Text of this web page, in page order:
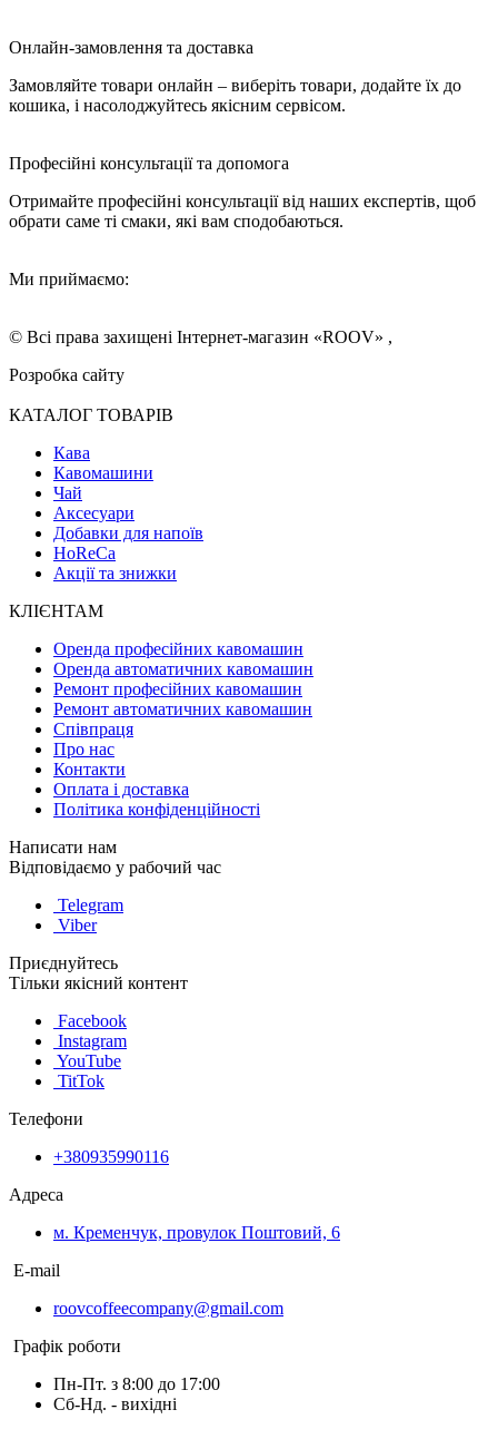
Онлайн-замовлення та доставка
Замовляйте товари онлайн – виберіть товари, додайте їх до
кошика, і насолоджуйтесь якісним сервісом.
Професійні консультації та допомога
Отримайте професійні консультації від наших експертів, щоб
обрати саме ті смаки, які вам сподобаються.
Ми приймаємо:
© Всі права захищені Інтернет-магазин «ROOV» ,
Розробка сайту
КАТАЛОГ ТОВАРІВ
Кава
Кавомашини
Чай
Аксесуари
Добавки для напоїв
HoReCa
Акції та знижки
КЛІЄНТАМ
Оренда професійних кавомашин
Оренда автоматичних кавомашин
Ремонт професійних кавомашин
Ремонт автоматичних кавомашин
Співпраця
Про нас
Контакти
Оплата і доставка
Політика конфіденційності
Написати нам
Відповідаємо у рабочий час
Telegram
Viber
Приєднуйтесь
Тільки якісний контент
Facebook
Instagram
YouTube
TitTok
Телефони
+380935990116
Адреса
м. Кременчук, провулок Поштовий, 6
E-mail
roovcoffeecompany@gmail.com
Графік роботи
Пн-Пт. з 8:00 до 17:00
Сб-Нд. - вихідні